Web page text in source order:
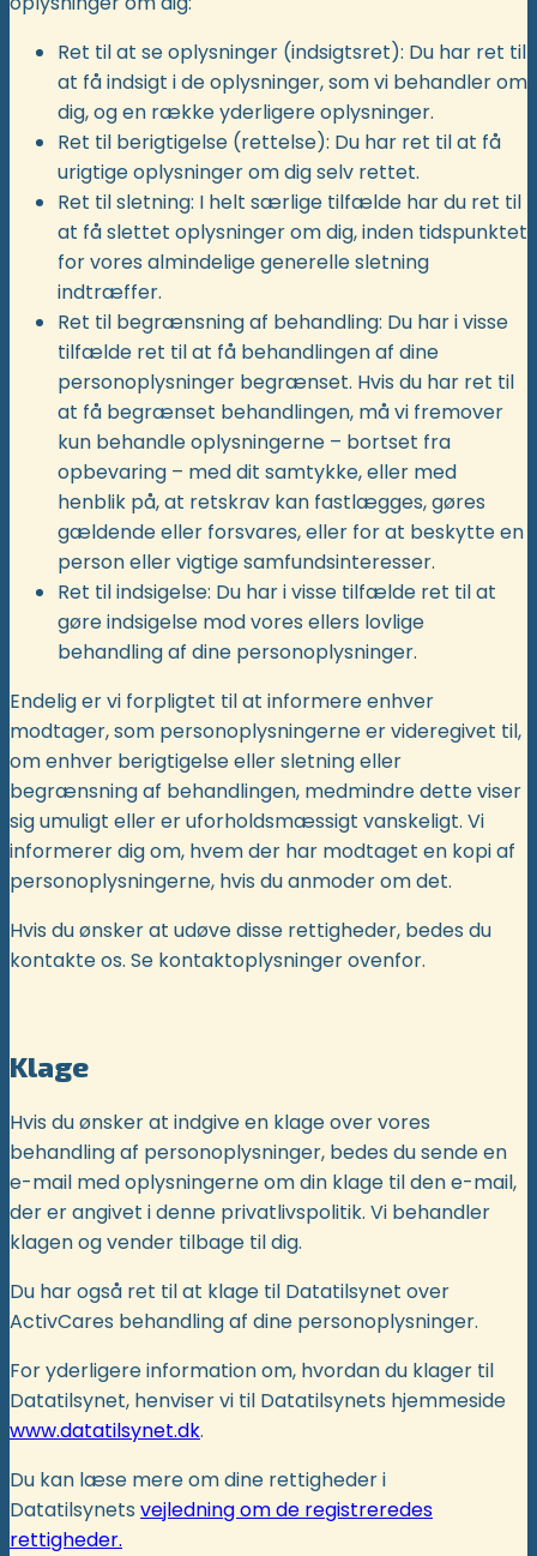
Ret til at se oplysninger (indsigtsret): Du har ret til
at få indsigt i de oplysninger, som vi behandler om
dig, og en række yderligere oplysninger.
Ret til berigtigelse (rettelse): Du har ret til at få
urigtige oplysninger om dig selv rettet.
Ret til sletning: I helt særlige tilfælde har du ret til
at få slettet oplysninger om dig, inden tidspunktet
for vores almindelige generelle sletning
indtræffer.
Ret til begrænsning af behandling: Du har i visse
tilfælde ret til at få behandlingen af dine
personoplysninger begrænset. Hvis du har ret til
at få begrænset behandlingen, må vi fremover
kun behandle oplysningerne – bortset fra
opbevaring – med dit samtykke, eller med
henblik på, at retskrav kan fastlægges, gøres
gældende eller forsvares, eller for at beskytte en
person eller vigtige samfundsinteresser.
Ret til indsigelse: Du har i visse tilfælde ret til at
gøre indsigelse mod vores ellers lovlige
behandling af dine personoplysninger.
Endelig er vi forpligtet til at informere enhver
modtager, som personoplysningerne er videregivet til,
om enhver berigtigelse eller sletning eller
begrænsning af behandlingen, medmindre dette viser
sig umuligt eller er uforholdsmæssigt vanskeligt. Vi
informerer dig om, hvem der har modtaget en kopi af
personoplysningerne, hvis du anmoder om det.
Hvis du ønsker at udøve disse rettigheder, bedes du
kontakte os. Se kontaktoplysninger ovenfor.
Klage
Hvis du ønsker at indgive en klage over vores
behandling af personoplysninger, bedes du sende en
e-mail med oplysningerne om din klage til den e-mail,
der er angivet i denne privatlivspolitik. Vi behandler
klagen og vender tilbage til dig.
Du har også ret til at klage til Datatilsynet over
ActivCares behandling af dine personoplysninger.
For yderligere information om, hvordan du klager til
Datatilsynet, henviser vi til Datatilsynets hjemmeside
www.datatilsynet.dk.
Du kan læse mere om dine rettigheder i
Datatilsynets vejledning om de registreredes
rettigheder.